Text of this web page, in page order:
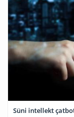
Süni intellekt